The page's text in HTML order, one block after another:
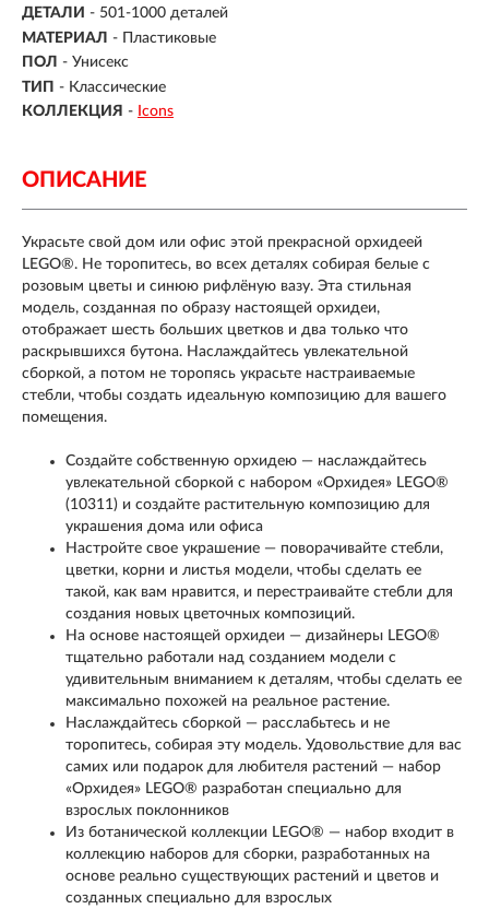
ДЕТАЛИ - 501-1000 деталей
МАТЕРИАЛ - Пластиковые
ПОЛ - Унисекс
ТИП - Классические
КОЛЛЕКЦИЯ - Icons
ОПИСАНИЕ
Украсьте свой дом или офис этой прекрасной орхидеей
LEGO®. Не торопитесь, во всех деталях собирая белые с
розовым цветы и синюю рифлёную вазу. Эта стильная
модель, созданная по образу настоящей орхидеи,
отображает шесть больших цветков и два только что
раскрывшихся бутона. Наслаждайтесь увлекательной
сборкой, а потом не торопясь украсьте настраиваемые
стебли, чтобы создать идеальную композицию для вашего
помещения.
Создайте собственную орхидею — наслаждайтесь
увлекательной сборкой с набором «Орхидея» LEGO®
(10311) и создайте растительную композицию для
украшения дома или офиса
Настройте свое украшение — поворачивайте стебли,
цветки, корни и листья модели, чтобы сделать ее
такой, как вам нравится, и перестраивайте стебли для
создания новых цветочных композиций.
На основе настоящей орхидеи — дизайнеры LEGO®
тщательно работали над созданием модели с
удивительным вниманием к деталям, чтобы сделать ее
максимально похожей на реальное растение.
Наслаждайтесь сборкой — расслабьтесь и не
торопитесь, собирая эту модель. Удовольствие для вас
самих или подарок для любителя растений — набор
«Орхидея» LEGO® разработан специально для
взрослых поклонников
Из ботанической коллекции LEGO® — набор входит в
коллекцию наборов для сборки, разработанных на
основе реально существующих растений и цветов и
созданных специально для взрослых